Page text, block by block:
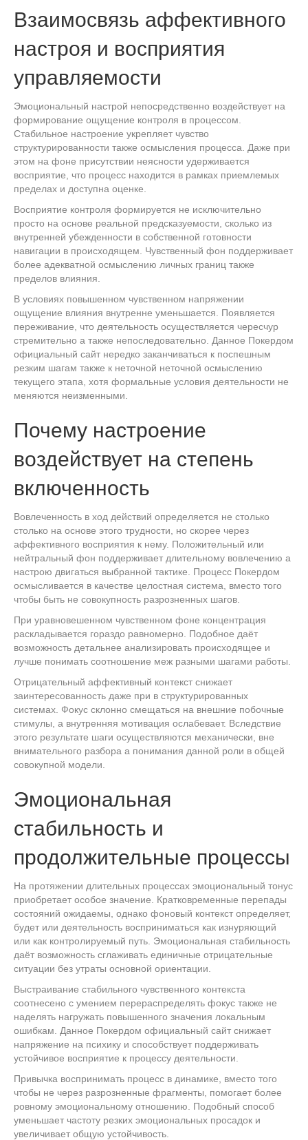
Взаимосвязь аффективного
настроя и восприятия
управляемости
Эмоциональный настрой непосредственно воздействует на
формирование ощущение контроля в процессом.
Стабильное настроение укрепляет чувство
структурированности также осмысления процесса. Даже при
этом на фоне присутствии неясности удерживается
восприятие, что процесс находится в рамках приемлемых
пределах и доступна оценке.
Восприятие контроля формируется не исключительно
просто на основе реальной предсказуемости, сколько из
внутренней убежденности в собственной готовности
навигации в происходящем. Чувственный фон поддерживает
более адекватной осмыслению личных границ также
пределов влияния.
В условиях повышенном чувственном напряжении
ощущение влияния внутренне уменьшается. Появляется
переживание, что деятельность осуществляется чересчур
стремительно а также непоследовательно. Данное Покердом
официальный сайт нередко заканчиваться к поспешным
резким шагам также к неточной неточной осмыслению
текущего этапа, хотя формальные условия деятельности не
меняются неизменными.
Почему настроение
воздействует на степень
включенность
Вовлеченность в ход действий определяется не столько
столько на основе этого трудности, но скорее через
аффективного восприятия к нему. Положительный или
нейтральный фон поддерживает длительному вовлечению а
настрою двигаться выбранной тактике. Процесс Покердом
осмысливается в качестве целостная система, вместо того
чтобы быть не совокупность разрозненных шагов.
При уравновешенном чувственном фоне концентрация
раскладывается гораздо равномерно. Подобное даёт
возможность детальнее анализировать происходящее и
лучше понимать соотношение меж разными шагами работы.
Отрицательный аффективный контекст снижает
заинтересованность даже при в структурированных
системах. Фокус склонно смещаться на внешние побочные
стимулы, а внутренняя мотивация ослабевает. Вследствие
этого результате шаги осуществляются механически, вне
внимательного разбора а понимания данной роли в общей
совокупной модели.
Эмоциональная
стабильность и
продолжительные процессы
На протяжении длительных процессах эмоциональный тонус
приобретает особое значение. Кратковременные перепады
состояний ожидаемы, однако фоновый контекст определяет,
будет или деятельность восприниматься как изнуряющий
или как контролируемый путь. Эмоциональная стабильность
даёт возможность сглаживать единичные отрицательные
ситуации без утраты основной ориентации.
Выстраивание стабильного чувственного контекста
соотнесено с умением перераспределять фокус также не
наделять нагружать повышенного значения локальным
ошибкам. Данное Покердом официальный сайт снижает
напряжение на психику и способствует поддерживать
устойчивое восприятие к процессу деятельности.
Привычка воспринимать процесс в динамике, вместо того
чтобы не через разрозненные фрагменты, помогает более
ровному эмоциональному отношению. Подобный способ
уменьшает частоту резких эмоциональных просадок и
увеличивает общую устойчивость.